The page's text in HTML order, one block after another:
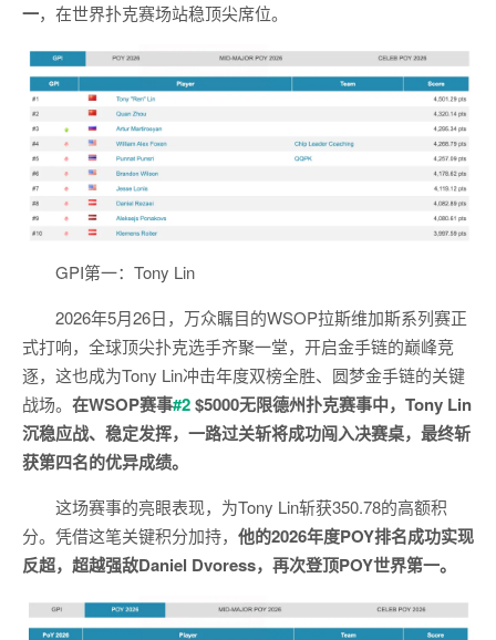
一，在世界扑克赛场站稳顶尖席位。
GPI第一：Tony Lin
2026年5月26日，万众瞩目的WSOP拉斯维加斯系列赛正
式打响，全球顶尖扑克选手齐聚一堂，开启金手链的巅峰竞
逐，这也成为Tony Lin冲击年度双榜全胜、圆梦金手链的关键
战场。 在WSOP赛事#2$5000无限德州扑克赛事中，Tony Lin
沉稳应战、稳定发挥，一路过关斩将成功闯入决赛桌，最终斩
获第四名的优异成绩。
这场赛事的亮眼表现，为Tony Lin斩获350.78的高额积
分。凭借这笔关键积分加持， 他的2026年度POY排名成功实现
反超，超越强敌Daniel Dvoress，再次登顶POY世界第一。